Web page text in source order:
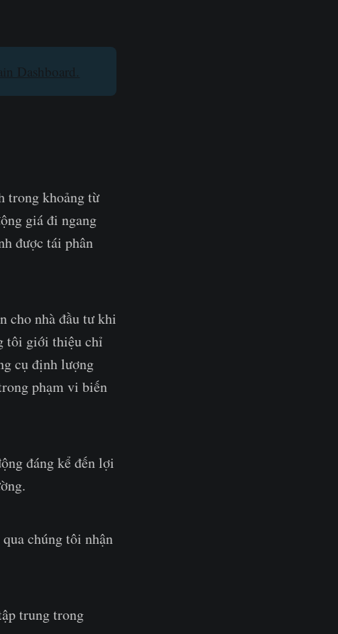
Dashboard.
trong khoảng từ
giá đi ngang
được tái phân
cho nhà đầu tư khi
tôi giới thiệu chỉ
cụ định lượng
phạm vi biến
đáng kể đến lợi
chúng tôi nhận
trung trong